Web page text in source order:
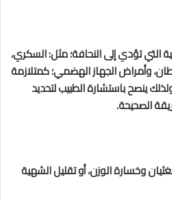
التي تؤدي إلى النحافة؛ مثل: السكري،
وأمراض الجهاز الهضمي؛ كمتلازمة
ينصح باستشارة الطبيب لتحديد
الصحيحة.
وخسارة الوزن، أو تقليل الشهية